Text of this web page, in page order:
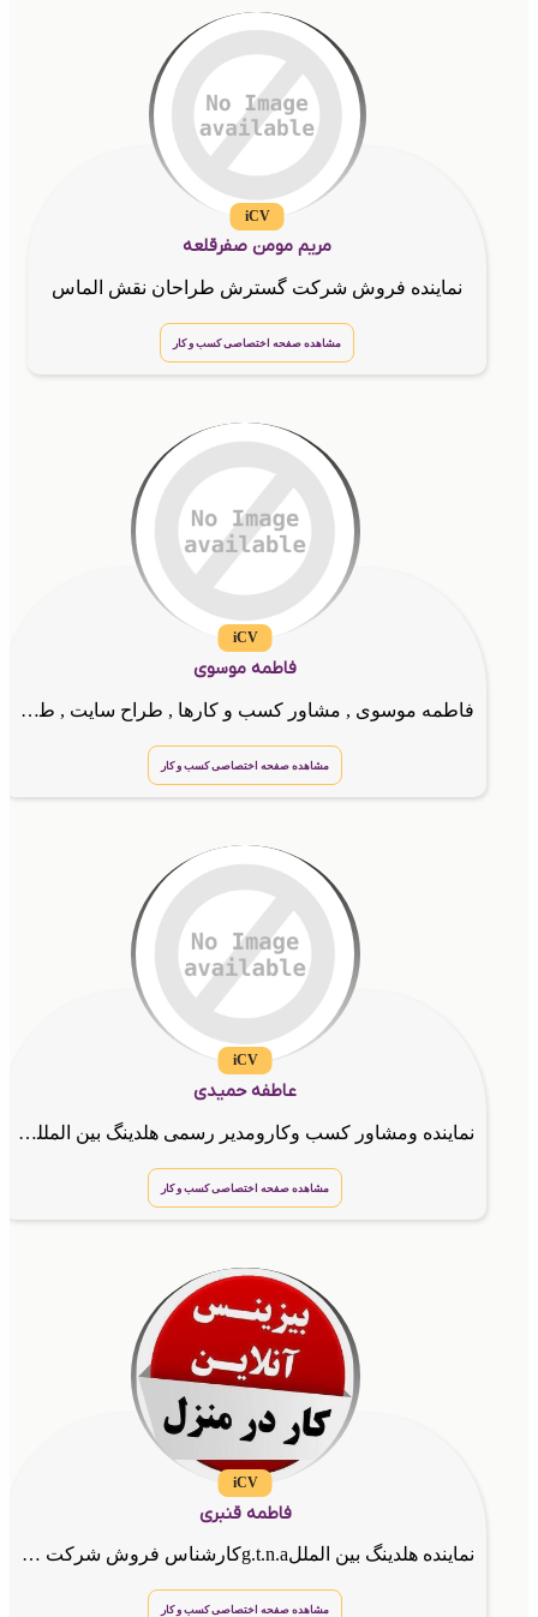
iCV
مریم مومن صفرقلعه
نماینده فروش شرکت گسترش طراحان نقش الماس
مشاهده صفحه اختصاصی کسب و کار
iCV
فاطمه موسوی
فاطمه موسوی , مشاور کسب و کارها , طراح سایت , طراح ویزیت الکترونیکی
مشاهده صفحه اختصاصی کسب و کار
iCV
عاطفه حمیدی
نماینده ومشاور کسب وکارومدیر رسمی هلدینگ بین المللی G.T.N.A و طراح سایت
مشاهده صفحه اختصاصی کسب و کار
iCV
فاطمه قنبری
نماینده هلدینگ بین المللg.t.n.aکارشناس فروش شرکت طراحان نقش الماس
مشاهده صفحه اختصاصی کسب و کار